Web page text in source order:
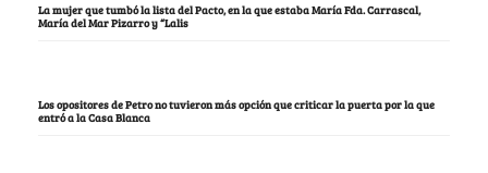
La mujer que tumbó la lista del Pacto, en la que estaba María Fda. Carrascal,
María del Mar Pizarro y “Lalis
Los opositores de Petro no tuvieron más opción que criticar la puerta por la que
entró a la Casa Blanca